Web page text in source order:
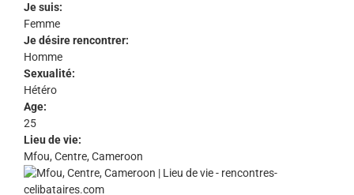
Je suis:
Femme
Je désire rencontrer:
Homme
Sexualité:
Hétéro
Age:
25
Lieu de vie:
Mfou, Centre, Cameroon